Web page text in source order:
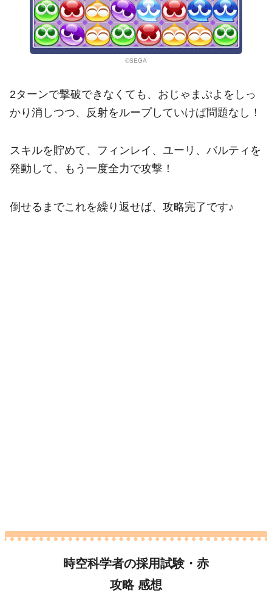
©SEGA
2ターンで撃破できなくても、おじゃまぷよをしっ
かり消しつつ、反射をループしていけば問題なし！
スキルを貯めて、フィンレイ、ユーリ、バルティを
発動して、もう一度全力で攻撃！
倒せるまでこれを繰り返せば、攻略完了です♪
時空科学者の採用試験・赤
攻略 感想